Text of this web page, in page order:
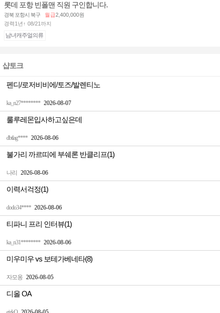
롯데 포항 빈폴맨 직원 구인합니다.
경북 포항시 북구 월급2,400,000원
경력1년↑ 08/21까지
남녀캐주얼의류
샵토크
ka_n27******** 2026-08-07
펜디/로저비비에/토즈/발렌티노
dbtlag**** 2026-08-06
룰루레몬입사하고싶은데
나리 2026-08-06
불가리 까르띠에 부쉐론 반클리프(1)
dodo34**** 2026-08-06
이력서걱정(1)
ka_n31******** 2026-08-06
티파니 프리 인터뷰(1)
자모옹 2026-08-05
미우미우 vs 보테가베네타(8)
디올 OA